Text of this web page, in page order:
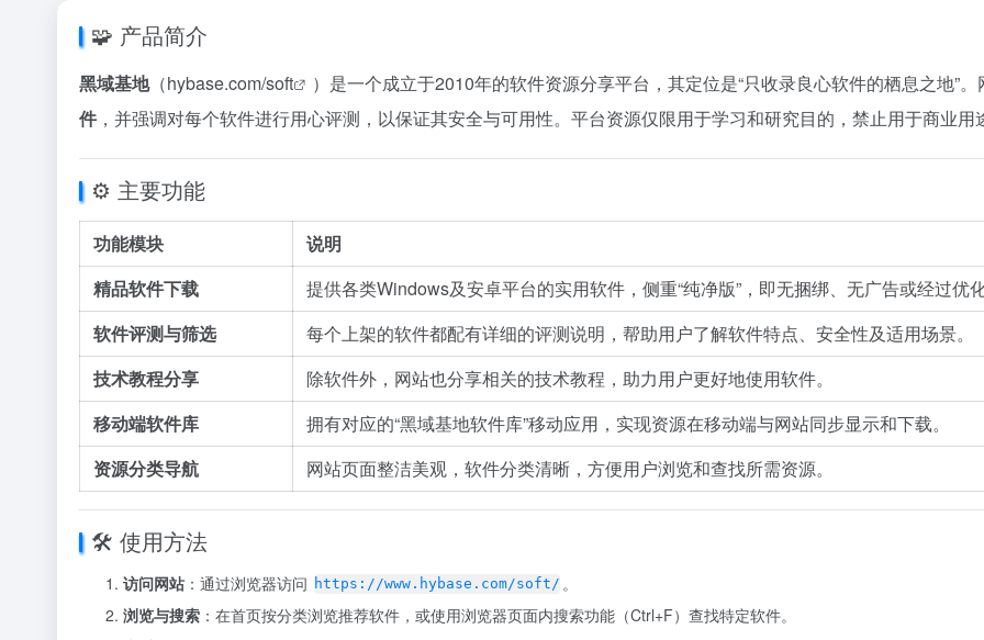
🧩 产品简介
黑域基地（hybase.com/soft
）是一个成立于2010年的软件资源分享平台，其定位是“只收录良心软件的栖息之地”
件 ，并强调对每个软件进行用心评测，以保证其安全与可用性。平台资源仅限用于学习和研究目的，禁止用于商业用
⚙️ 主要功能
功能模块
说明
精品软件下载
提供各类Windows及安卓平台的实用软件，侧重“纯净版”，即无捆绑、无广告或经过优
软件评测与筛选
每个上架的软件都配有详细的评测说明，帮助用户了解软件特点、安全性及适用场景。
技术教程分享
除软件外，网站也分享相关的技术教程，助力用户更好地使用软件。
移动端软件库
拥有对应的“黑域基地软件库”移动应用，实现资源在移动端与网站同步显示和下载。
资源分类导航
网站页面整洁美观，软件分类清晰，方便用户浏览和查找所需资源。
🛠️ 使用方法
访问网站 ：通过浏览器访问 https://www.hybase.com/soft/ 。
浏览与搜索 ：在首页按分类浏览推荐软件，或使用浏览器页面内搜索功能（Ctrl+F）查找特定软件。